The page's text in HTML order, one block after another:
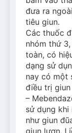
đưa ra
tiêu giun.
Các thuốc
nhóm thứ
toàn, có
dạng sử
nay có một
điều trị giun
–
sử dụng khi
như giun
giun lươn.